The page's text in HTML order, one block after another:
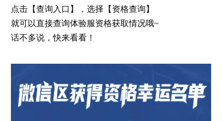
点击【查询入口】，选择【资格查询】
就可以直接查询体验服资格获取情况哦~
话不多说，快来看看！